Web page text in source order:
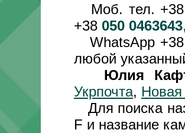
Моб. тел.
+38 050 0463643
WhatsApp
любой
Юлия
Укрпочта, Новая
Для поиска
F и название